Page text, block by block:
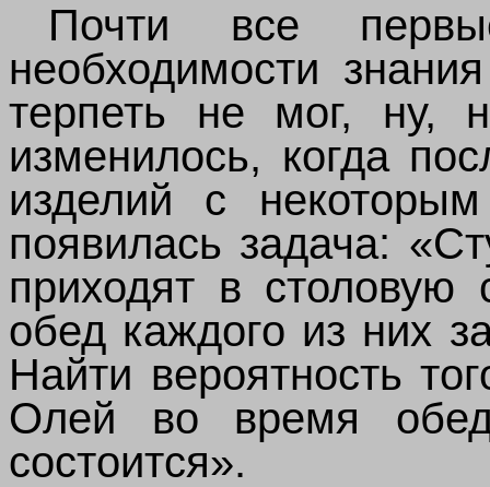
Почти все
необходимости
терпеть не мог, ну,
изменилось, когда
изделий с
появилась задача:
приходят в
обед каждого из них
Найти вероятность
Олей во время
состоится».